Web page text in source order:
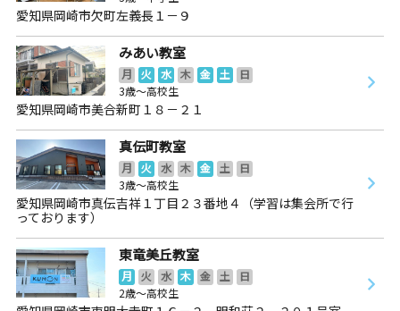
愛知県岡崎市欠町左義長１－９
みあい教室
月 火 水 木 金 土
日
3歳～高校生
愛知県岡崎市美合新町１８－２１
真伝町教室
月 火 水 木 金 土
日
3歳～高校生
愛知県岡崎市真伝吉祥１丁目２３番地４（学習は集会所で行
っております）
東竜美丘教室
月 火 水 木 金 土
日
2歳～高校生